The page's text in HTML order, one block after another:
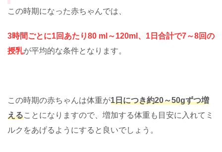
この時期になった赤ちゃんでは、
3時間ごとに1回あたり80 ml～120ml、1日合計で7～8回の
授乳が平均的な条件となります。
この時期の赤ちゃんは体重が1日につき約20～50gずつ増
えることになりますので、増加する体重も目安に入れてミ
ルクをあげるようにすると良いでしょう。